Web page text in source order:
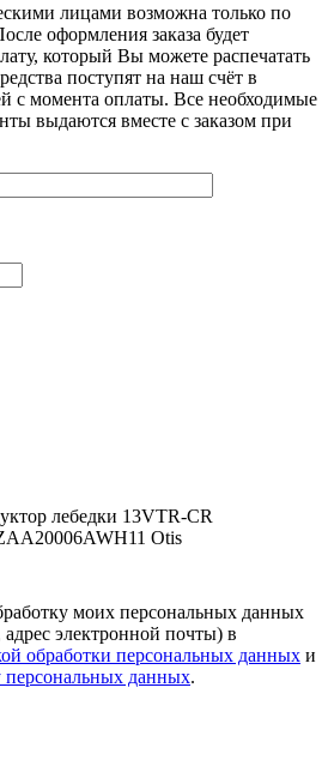
лицами возможна только по
оформления заказа будет
который Вы можете распечатать
поступят на наш счёт в
с момента оплаты. Все необходимые
выдаются вместе с заказом при
лебедки 13VTR-CR
Otis
моих персональных данных
электронной почты) в
обработки персональных данных и
персональных данных.